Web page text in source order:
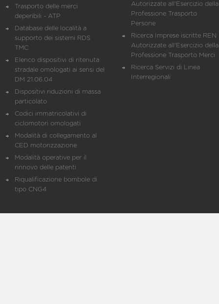
Trasporto delle merci
deperibili - ATP
Database delle località a
supporto dei sistemi RDS
TMC
Elenco dispositivi di ritenuta
stradale omologati ai sensi del
DM 21.06.04
Dispositivi riduzioni di massa
particolato
Codici immatricolativi di
ciclomotori omologati
Modalità di collegamento al
CED motorizzazione
Modalità operative per il
rinnovo delle patenti
Riqualificazione bombole di
tipo CNG4
Autorizzate all'Esercizio della
Professione Trasporto
Persone
Ricerca Imprese iscritte REN
Autorizzate all'Esercizio della
Professione Trasporto Merci
Ricerca Servizi di Linea
Interregionali